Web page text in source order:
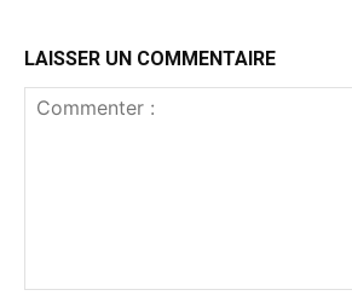
LAISSER UN COMMENTAIRE